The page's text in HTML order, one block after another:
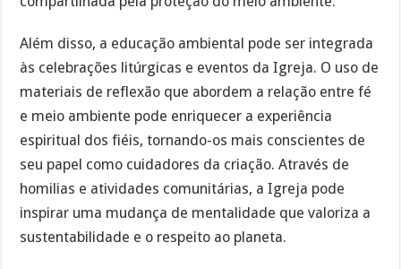
Além disso, a educação ambiental pode ser integrada
às celebrações litúrgicas e eventos da Igreja. O uso de
materiais de reflexão que abordem a relação entre fé
e meio ambiente pode enriquecer a experiência
espiritual dos fiéis, tornando-os mais conscientes de
seu papel como cuidadores da criação. Através de
homilias e atividades comunitárias, a Igreja pode
inspirar uma mudança de mentalidade que valoriza a
sustentabilidade e o respeito ao planeta.